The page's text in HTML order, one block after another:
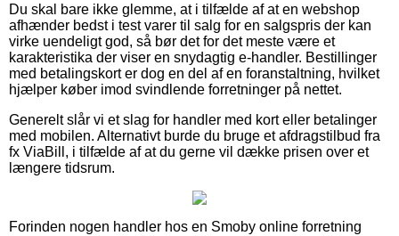
Du skal bare ikke glemme, at i tilfælde af at en webshop
afhænder bedst i test varer til salg for en salgspris der kan
virke uendeligt god, så bør det for det meste være et
karakteristika der viser en snydagtig e-handler. Bestillinger
med betalingskort er dog en del af en foranstaltning, hvilket
hjælper køber imod svindlende forretninger på nettet.
Generelt slår vi et slag for handler med kort eller betalinger
med mobilen. Alternativt burde du bruge et afdragstilbud fra
fx ViaBill, i tilfælde af at du gerne vil dække prisen over et
længere tidsrum.
Forinden nogen handler hos en Smoby online forretning